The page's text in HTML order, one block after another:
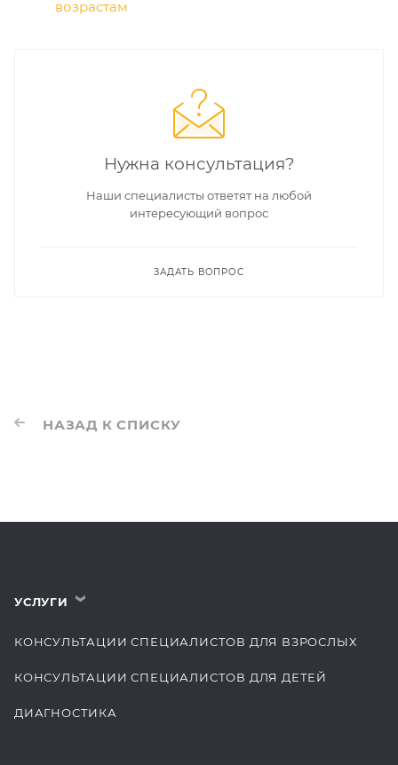
возрастам
Нужна консультация?
Наши специалисты ответят на любой
интересующий вопрос
ЗАДАТЬ ВОПРОС
НАЗАД К СПИСКУ
УСЛУГИ ›
КОНСУЛЬТАЦИИ СПЕЦИАЛИСТОВ ДЛЯ ВЗРОСЛЫХ
КОНСУЛЬТАЦИИ СПЕЦИАЛИСТОВ ДЛЯ ДЕТЕЙ
ДИАГНОСТИКА